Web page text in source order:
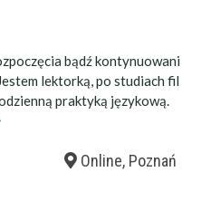
bądź kontynuowani
lektorką, po studiach fil
praktyką językową.
Online, Poznań